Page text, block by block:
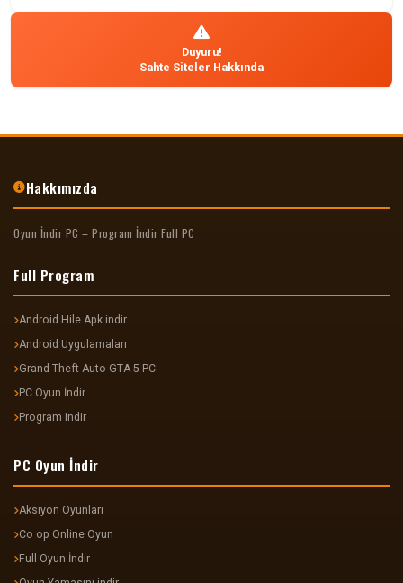
Duyuru!
Sahte Siteler Hakkında
Hakkımızda
Oyun İndir PC – Program İndir Full PC
Full Program
Android Hile Apk indir
Android Uygulamaları
Grand Theft Auto GTA 5 PC
PC Oyun İndir
Program indir
PC Oyun İndir
Aksiyon Oyunlari
Co op Online Oyun
Full Oyun İndir